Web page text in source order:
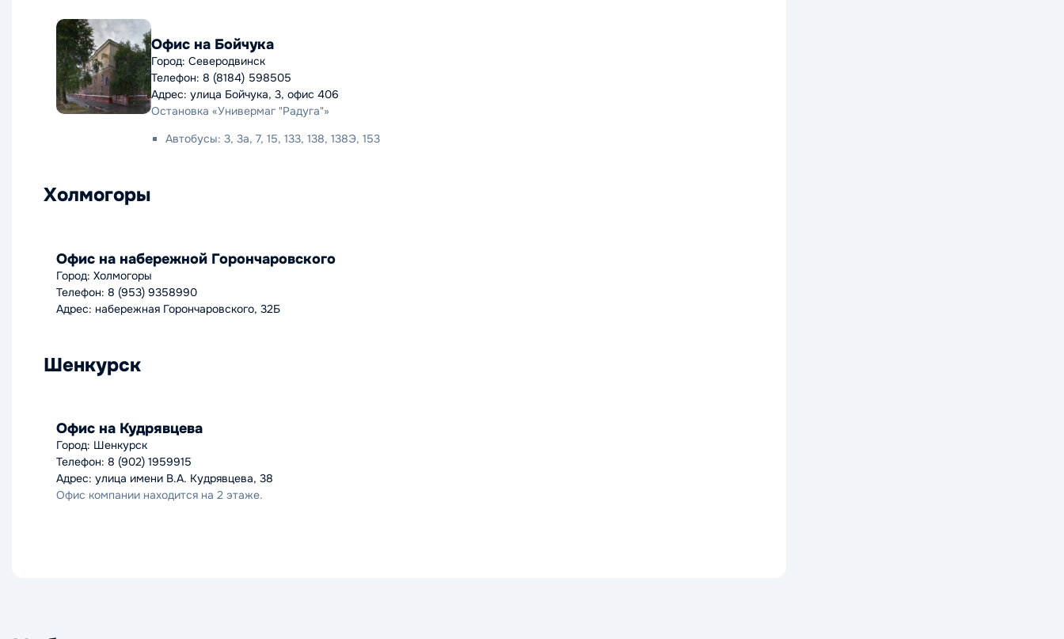
Офис на Бойчука
Город: Северодвинск
Телефон: 8 (8184) 598505
Адрес: улица Бойчука, 3, офис 406
Остановка «Универмаг "Радуга"»
Автобусы: 3, 3а, 7, 15, 133, 138, 138Э, 153
Холмогоры
Офис на набережной Горончаровского
Город: Холмогоры
Телефон: 8 (953) 9358990
Адрес: набережная Горончаровского, 32Б
Шенкурск
Офис на Кудрявцева
Город: Шенкурск
Телефон: 8 (902) 1959915
Адрес: улица имени В.А. Кудрявцева, 38
Офис компании находится на 2 этаже.